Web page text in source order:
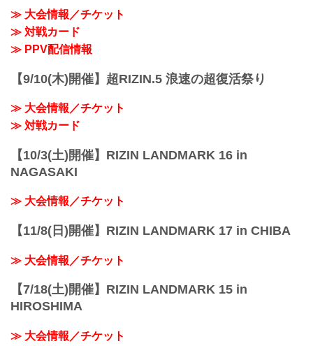
≫ 大会情報／チケット
≫ 対戦カード
≫ PPV配信情報
【9/10(木)開催】超RIZIN.5 浪速の超復活祭り
≫ 大会情報／チケット
≫ 対戦カード
【10/3(土)開催】RIZIN LANDMARK 16 in
NAGASAKI
≫ 大会情報／チケット
【11/8(日)開催】RIZIN LANDMARK 17 in CHIBA
≫ 大会情報／チケット
【7/18(土)開催】RIZIN LANDMARK 15 in
HIROSHIMA
≫ 大会情報／チケット